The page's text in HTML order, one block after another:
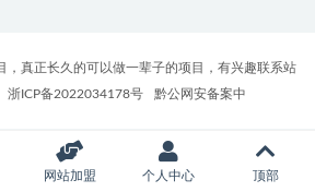
，真正长久的可以做一辈子的项目，有兴趣联系站
浙ICP备2022034178号 黔公网安备案中
网站加盟 个人中心 顶部